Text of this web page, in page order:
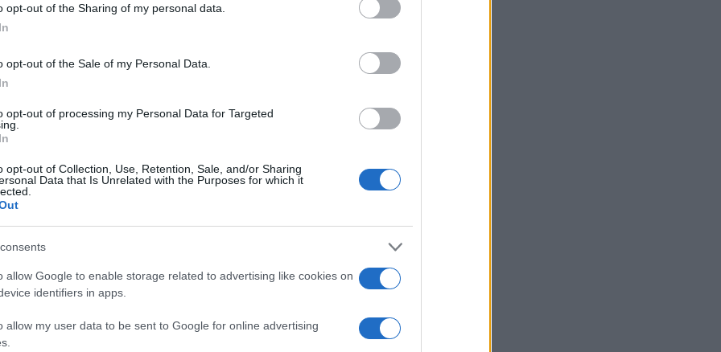
opt-out of the Sharing of my personal data.
opt-out of the Sale of my Personal Data.
opt-out of processing my Personal Data for Targeted
opt-out of Collection, Use, Retention, Sale, and/or Sharing
Data that Is Unrelated with the Purposes for which it
allow Google to enable storage related to advertising like cookies on
identifiers in apps.
allow my user data to be sent to Google for online advertising
και τις καθημερινές ανάγκες των επιβατών,
Σε ένα χαρακτηριστικό παράδειγμα, το
της μουσικής και να ρυθμίζει τα καθίσματα όταν
στάδιο, θα αξιοποιεί δεδομένα από
προβλέπει πιθανές μετακινήσεις και να προτείνει
στο cloud, ενώ παράλληλα θα προσφέρει ασύρματες
Η εταιρεία θα παρουσιάσει τις
με τη συνδρομή της αμερικανικής Applied
από τη Silicon Valley που ιδρύθηκε το 2017. Παρότι δεν
Nissan θεωρεί ότι η ταχύτητα ανάπτυξης και
παράγοντα για την ανταγωνιστικότητά της στη νέα